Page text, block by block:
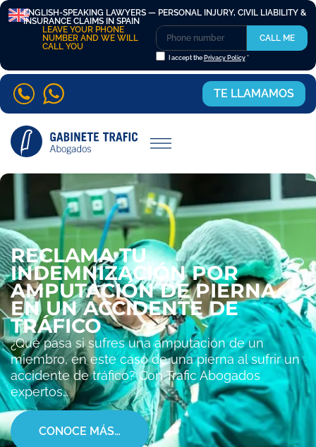
ENGLISH-SPEAKING LAWYERS — PERSONAL INJURY, CIVIL LIABILITY &
INSURANCE CLAIMS IN SPAIN
LEAVE YOUR PHONE
NUMBER AND WE WILL
CALL YOU
I accept the Privacy Policy*
CALL ME
TE LLAMAMOS
RECLAMA TU
INDEMNIZACIÓN POR
AMPUTACIÓN DE PIERNA
EN UN ACCIDENTE DE
TRÁFICO
¿Qué pasa si sufres una amputación de un
miembro, en este caso de una pierna al sufrir un
accidente de tráfico? Con Trafic Abogados
expertos…
CONOCE MÁS…